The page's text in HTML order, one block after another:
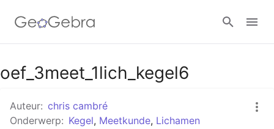
Google Classroom
GeoGebra Klaslokaal
oef_3meet_1lich_kegel6
Auteur: chris cambré
Onderwerp: Kegel, Meetkunde, Lichamen